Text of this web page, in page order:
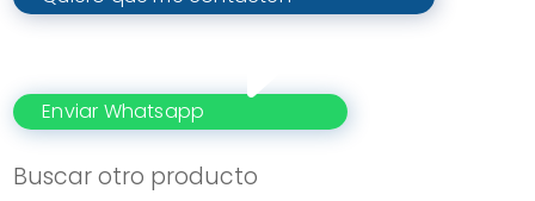
Enviar Whatsapp
Buscar otro producto